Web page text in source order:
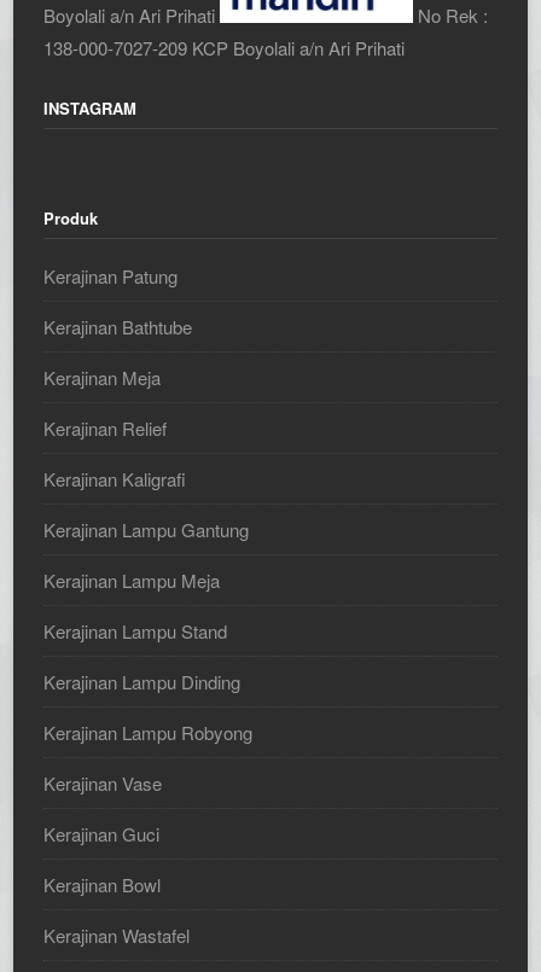
Boyolali a/n Ari Prihati
No Rek :
138-000-7027-209 KCP Boyolali a/n Ari Prihati
INSTAGRAM
Produk
Kerajinan Patung
Kerajinan Bathtube
Kerajinan Meja
Kerajinan Relief
Kerajinan Kaligrafi
Kerajinan Lampu Gantung
Kerajinan Lampu Meja
Kerajinan Lampu Stand
Kerajinan Lampu Dinding
Kerajinan Lampu Robyong
Kerajinan Vase
Kerajinan Guci
Kerajinan Bowl
Kerajinan Wastafel